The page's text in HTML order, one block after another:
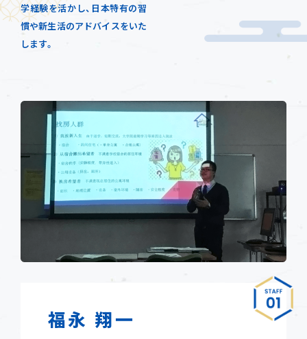
学経験を活かし、日本特有の習
慣や新生活のアドバイスをいた
します。
福永 翔一